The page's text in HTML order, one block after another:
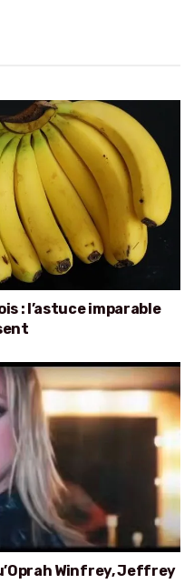
: l’astuce imparable
Winfrey, Jeffrey